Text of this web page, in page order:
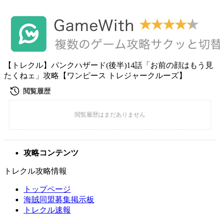
【トレクル】パンクハザード(後半)14話「お前の顔はもう見
たくねェ」攻略【ワンピース トレジャークルーズ】
攻略コンテンツ
トレクル攻略情報
トップページ
海賊同盟募集掲示板
トレクル速報